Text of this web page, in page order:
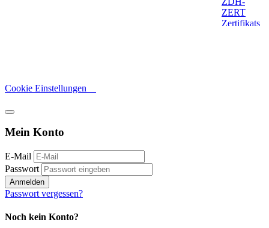
Cookie Einstellungen
Mein Konto
E-Mail
Passwort
Anmelden
Passwort vergessen?
Noch kein Konto?